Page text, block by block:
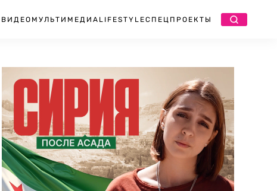
ВИДЕО МУЛЬТИМЕДИА LIFESTYLEСПЕЦПРОЕКТЫ